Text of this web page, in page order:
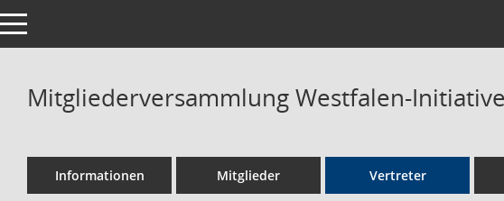
Toggle navigation
Mitgliederversammlung Westfalen-
Informationen Mitglieder Vertreter